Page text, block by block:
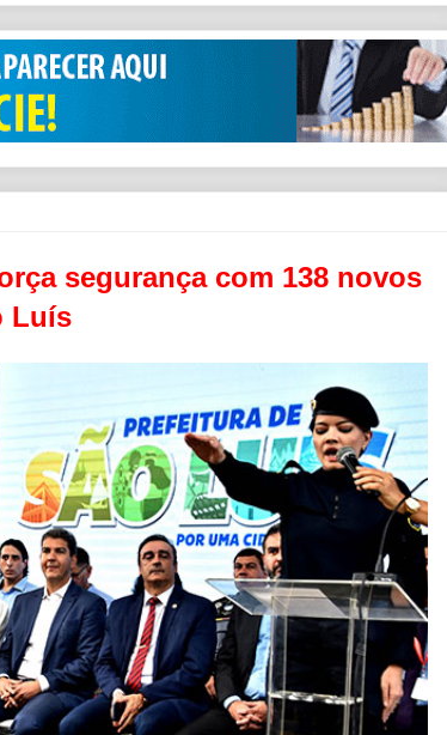
segurança com 138 novos
Luís